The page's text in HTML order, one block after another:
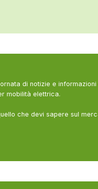
di notizie e
mobilità elettrica.
che devi sapere sul